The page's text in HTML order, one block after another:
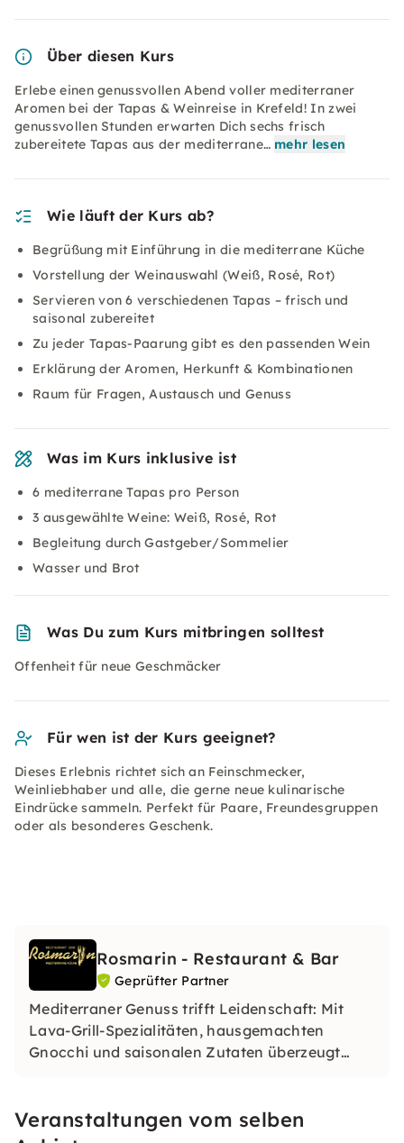
Über diesen Kurs
Erlebe einen genussvollen Abend voller mediterraner
Aromen bei der Tapas & Weinreise in Krefeld! In zwei
genussvollen Stunden erwarten Dich sechs frisch
zubereitete Tapas aus der mediterrane… mehr lesen
Wie läuft der Kurs ab?
Begrüßung mit Einführung in die mediterrane Küche
Vorstellung der Weinauswahl (Weiß, Rosé, Rot)
Servieren von 6 verschiedenen Tapas – frisch und
saisonal zubereitet
Zu jeder Tapas-Paarung gibt es den passenden Wein
Erklärung der Aromen, Herkunft & Kombinationen
Raum für Fragen, Austausch und Genuss
Was im Kurs inklusive ist
6 mediterrane Tapas pro Person
3 ausgewählte Weine: Weiß, Rosé, Rot
Begleitung durch Gastgeber/Sommelier
Wasser und Brot
Was Du zum Kurs mitbringen solltest
Offenheit für neue Geschmäcker
Für wen ist der Kurs geeignet?
Dieses Erlebnis richtet sich an Feinschmecker,
Weinliebhaber und alle, die gerne neue kulinarische
Eindrücke sammeln. Perfekt für Paare, Freundesgruppen
oder als besonderes Geschenk.
Rosmarin - Restaurant & Bar
Geprüfter Partner
Mediterraner Genuss trifft Leidenschaft: Mit
Lava-Grill-Spezialitäten, hausgemachten
Gnocchi und saisonalen Zutaten überzeugt
unterwegs – wir gestalten Deine Momente
persönlich und unvergesslich.
Veranstaltungen vom selben